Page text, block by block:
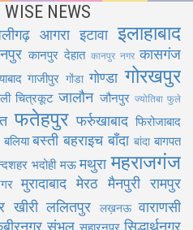
NEWS
आगरा इटावा इलाहाबाद
कानपुर देहात कानपुर नगर कासगंज
गाजीपुर गोंडा गोण्डा गोरखपुर
चित्रकूट जालौन जौनपुर ज्योतिबा फुले
फतेहपुर फर्रुखाबाद फिरोजाबाद
बलिया बस्ती बहराइच बाँदा बांदा बागपत
भदोही मऊ मथुरा महराजगंज
मुरादाबाद मेरठ मैनपुरी रामपुर
खीरी ललितपुर लख़नऊ वाराणसी
संभल सहारनपुर सिद्धार्थनगर